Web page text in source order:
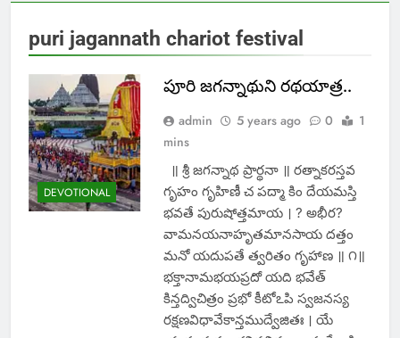
puri jagannath chariot festival
DEVOTIONAL
పూరి జగన్నాథుని రథయాత్ర..
admin 5 years ago 0
1
mins
॥ శ్రీ జగన్నాథ ప్రార్థనా ॥ రత్నాకరస్తవ
గృహం గృహిణీ చ పద్మా కిం దేయమస్తి
భవతే పురుషోత్తమాయ । ? అభీర?
వామనయనాహృతమానసాయ దత్తం
మనో యదుపతే త్వరితం గృహాణ ॥ ౧॥
భక్తానామభయప్రదో యది భవేత్
కిన్తద్విచిత్రం ప్రభో కీటోఽపి స్వజనస్య
రక్షణవిధావేకాన్తముద్వేజితః । యే